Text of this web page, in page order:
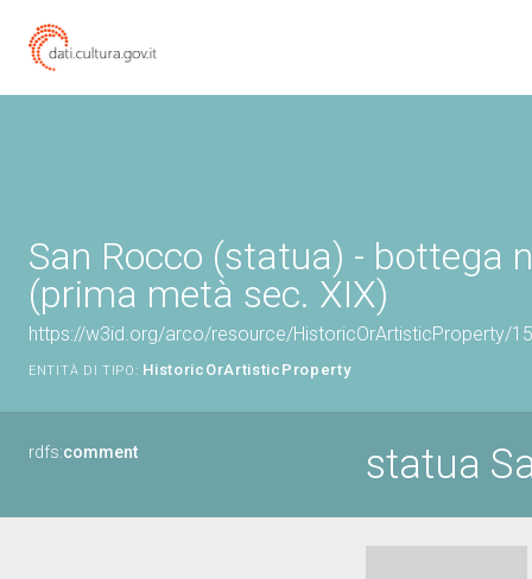
San Rocco (statua) - bottega
(prima metà sec. XIX)
https://w3id.org/arco/resource/HistoricOrArtisticProperty/
ENTITÀ DI TIPO: HistoricOrArtisticProperty
rdfs:comment statua